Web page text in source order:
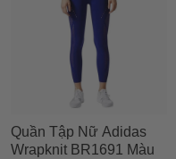
Quần Tập Nữ Adidas
Wrapknit BR1691 Màu